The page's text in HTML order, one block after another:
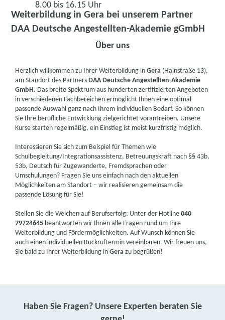
Weiterbildung in Gera bei unserem Partner
DAA Deutsche Angestellten-Akademie gGmbH
8.00 bis 16.15 Uhr
Über uns
Herzlich willkommen zu Ihrer Weiterbildung inGera (Hainstraße 13),
am Standort des PartnersDAA Deutsche Angestellten-Akademie
GmbH. Das breite Spektrum aus hunderten zertifizierten Angeboten
in verschiedenen Fachbereichen ermöglicht Ihnen eine optimal
passende Auswahl ganz nach Ihrem individuellen Bedarf. So können
Sie Ihre berufliche Entwicklung zielgerichtet vorantreiben. Unsere
Kurse starten regelmäßig, ein Einstieg ist meist kurzfristig möglich.
Interessieren Sie sich zum Beispiel für Themen wie
Schulbegleitung/Integrationsassistenz, Betreuungskraft nach §§ 43b,
53b, Deutsch für Zugewanderte, Fremdsprachen oder
Umschulungen? Fragen Sie uns einfach nach den aktuellen
Möglichkeiten am Standort – wir realisieren gemeinsam die
passende Lösung für Sie!
Stellen Sie die Weichen auf Berufserfolg: Unter der Hotline040
79724645 beantworten wir Ihnen alle Fragen rund um Ihre
Weiterbildung und Fördermöglichkeiten. Auf Wunsch können Sie
auch einen individuellen Rückruftermin vereinbaren. Wir freuen uns,
Sie bald zu Ihrer Weiterbildung inGera zu begrüßen!
Haben Sie Fragen? Unsere Experten beraten Sie